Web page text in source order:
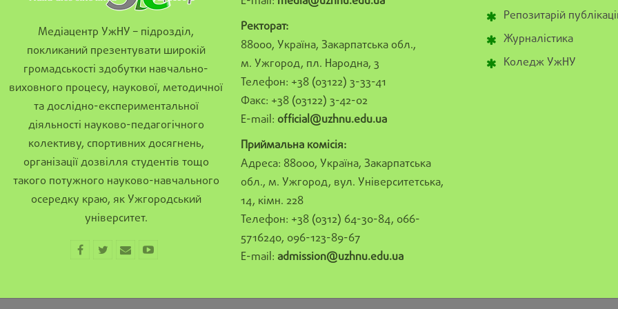
Медіацентр УжНУ – підрозділ,
покликаний презентувати широкій
громадськості здобутки навчально-
виховного процесу, наукової, методичної
та дослідно-експериментальної
діяльності науково-педагогічного
колективу, спортивних досягнень,
організації дозвілля студентів тощо
такого потужного науково-навчального
осередку краю, як Ужгородський
університет.
Ректорат:
88000, Україна, Закарпатська обл.,
м. Ужгород, пл. Народна, 3
Телефон: +38 (03122) 3-33-41
Факс: +38 (03122) 3-42-02
E-mail: official@uzhnu.edu.ua
Приймальна комісія:
Адреса: 88000, Україна, Закарпатська
обл., м. Ужгород, вул. Університетська,
14, кімн. 228
Телефон: +38 (0312) 64-30-84, 066-
5716240, 096-123-89-67
E-mail: admission@uzhnu.edu.ua
Репозитарій
Журналістика
Коледж УжНУ